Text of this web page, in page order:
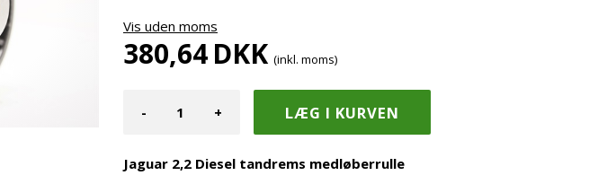
Vis uden moms
380,64DKK (inkl. moms)
- +
Jaguar 2,2 Diesel tandrems medløberrulle